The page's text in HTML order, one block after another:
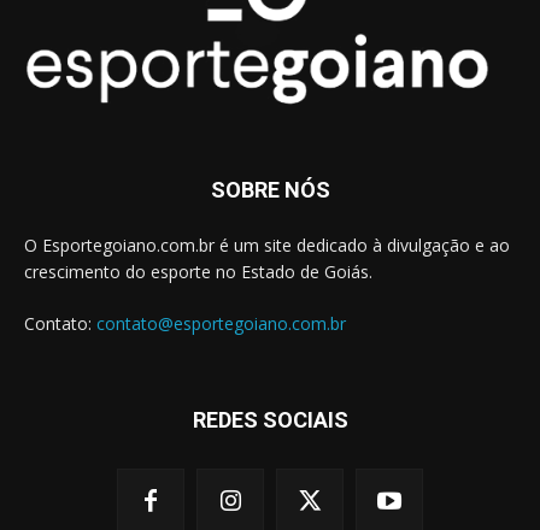
SOBRE NÓS
O Esportegoiano.com.br é um site dedicado à divulgação e ao
crescimento do esporte no Estado de Goiás.
Contato: contato@esportegoiano.com.br
REDES SOCIAIS